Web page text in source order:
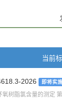
当前
2026 即将实
树脂氯含量的测定